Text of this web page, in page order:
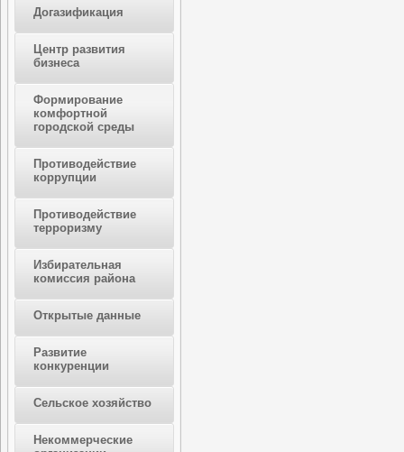
Догазификация
Центр развития
бизнеса
Формирование
комфортной
городской среды
Противодействие
коррупции
Противодействие
терроризму
Избирательная
комиссия района
Открытые данные
Развитие
конкуренции
Сельское хозяйство
Некоммерческие